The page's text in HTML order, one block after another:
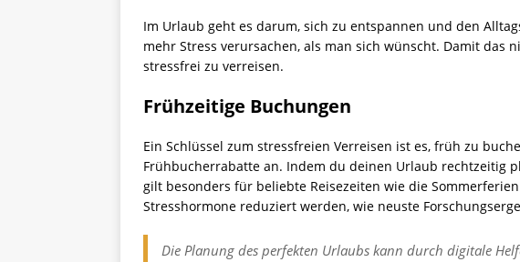
Im Urlaub geht es darum, sich zu entspannen und den
mehr Stress verursachen, als man sich wünscht. Damit
stressfrei zu verreisen.
Frühzeitige Buchungen
Ein Schlüssel zum stressfreien Verreisen ist es, früh zu
Frühbucherrabatte an. Indem du deinen Urlaub rechtzeitig
gilt besonders für beliebte Reisezeiten wie die
Stresshormone reduziert werden, wie neuste
Die Planung des perfekten Urlaubs kann durch digitale